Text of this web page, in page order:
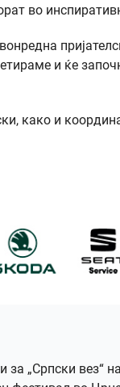
во
и ќе
како и